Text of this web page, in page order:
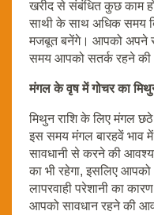
खरीद से संबंधित कुछ काम
साथी के साथ अधिक समय
मजबूत बनेंगे। आपको अपने
समय आपको सतर्क रहने की
मंगल के वृष में गोचर का
मिथुन राशि के लिए मंगल छठे
इस समय मंगल बारहवें भाव
सावधानी से करने की
का भी रहेगा, इसलिए
लापरवाही परेशानी का
आपको सावधान रहने की